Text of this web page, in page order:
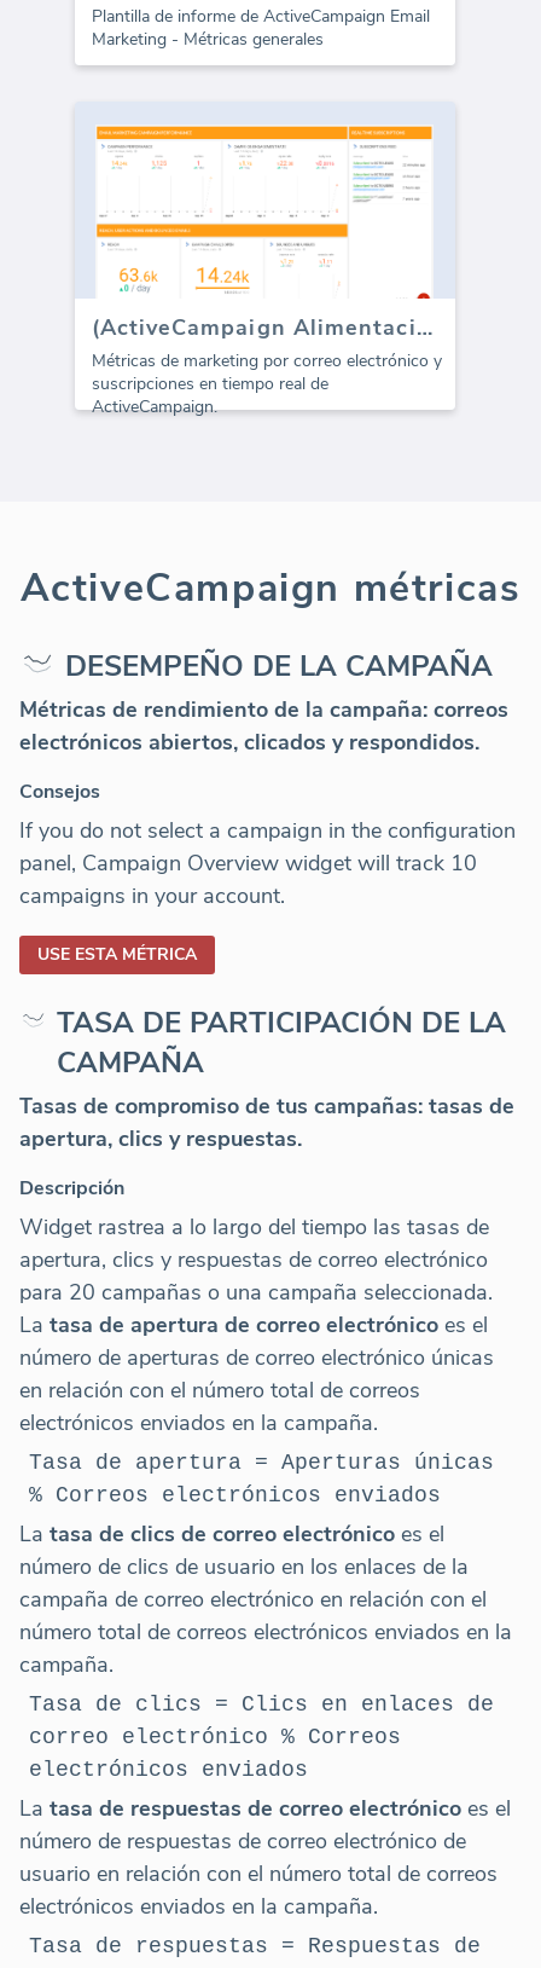
Plantilla de informe de ActiveCampaign Email
Marketing - Métricas generales
(ActiveCampaign Alimentación en Tiempo Real)
Métricas de marketing por correo electrónico y
suscripciones en tiempo real de
ActiveCampaign.
ActiveCampaign métricas
DESEMPEÑO DE LA CAMPAÑA
Métricas de rendimiento de la campaña: correos
electrónicos abiertos, clicados y respondidos.
Consejos
If you do not select a campaign in the configuration
panel, Campaign Overview widget will track 10
campaigns in your account.
USE ESTA MÉTRICA
TASA DE PARTICIPACIÓN DE LA
CAMPAÑA
Tasas de compromiso de tus campañas: tasas de
apertura, clics y respuestas.
Descripción
Widget rastrea a lo largo del tiempo las tasas de
apertura, clics y respuestas de correo electrónico
para 20 campañas o una campaña seleccionada.
La tasa de apertura de correo electrónico es el
número de aperturas de correo electrónico únicas
en relación con el número total de correos
electrónicos enviados en la campaña.
Tasa de apertura = Aperturas únicas
% Correos electrónicos enviados
La tasa de clics de correo electrónico es el
número de clics de usuario en los enlaces de la
campaña de correo electrónico en relación con el
número total de correos electrónicos enviados en la
campaña.
Tasa de clics = Clics en enlaces de
correo electrónico % Correos
electrónicos enviados
La tasa de respuestas de correo electrónico es el
número de respuestas de correo electrónico de
usuario en relación con el número total de correos
electrónicos enviados en la campaña.
Tasa de respuestas = Respuestas de